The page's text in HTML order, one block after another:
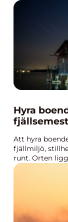
Hyra boende
Att hyra
fjällmiljö,
runt. Orten